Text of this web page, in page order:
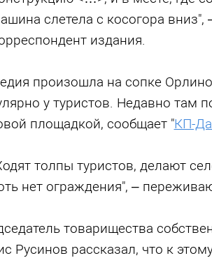
слетела с косогора вниз",
издания.
произошла на сопке
у туристов. Недавно там
площадкой, сообщает "КП-
толпы туристов, делают
нет ограждения", –
товарищества
Русинов рассказал, что к